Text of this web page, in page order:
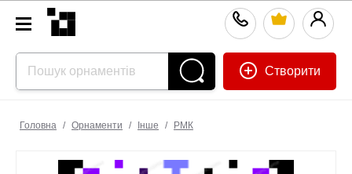
Створити
Головна / Орнаменти / Інше / РМК